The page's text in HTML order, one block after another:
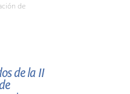
de
de la II